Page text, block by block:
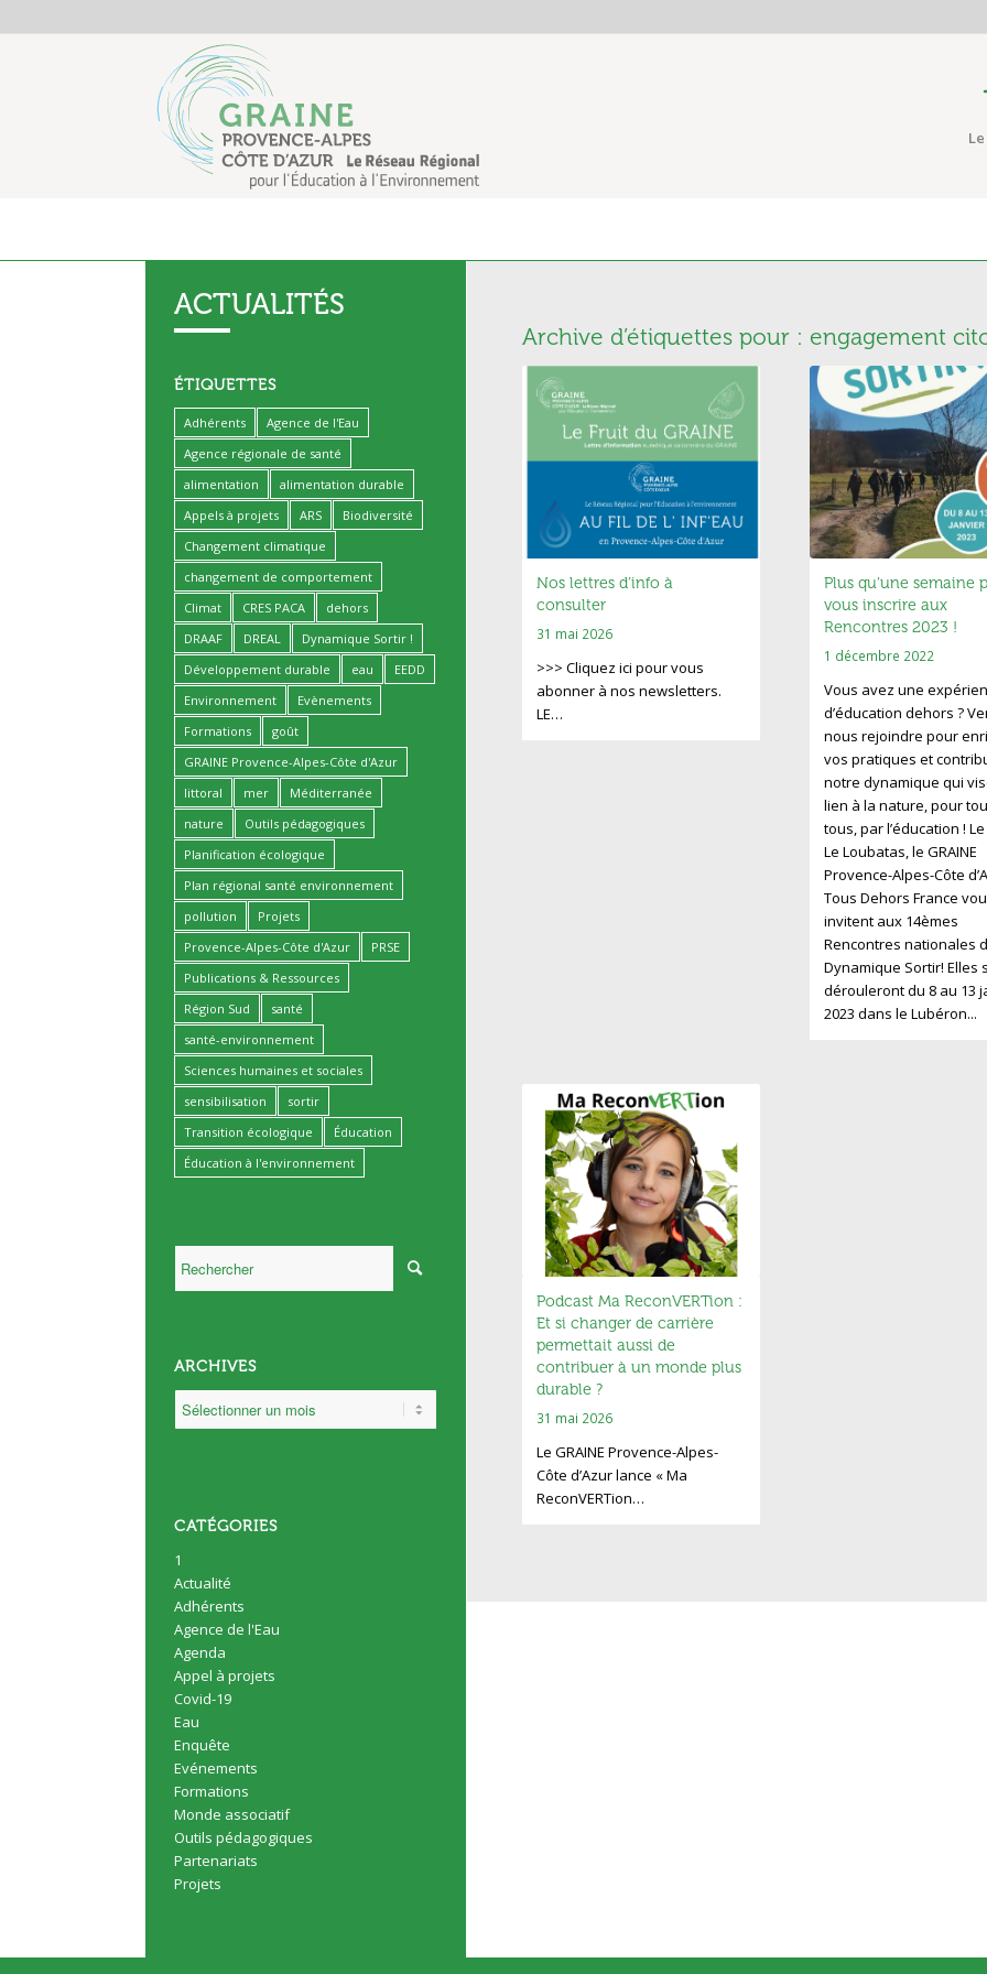
Archive d’étiquettes pour : engagement
Nos lettres d’info à
consulter
31 mai 2026
>>> Cliquez ici pour vous
abonner à nos newsletters.
LE…
Plus qu’une semaine
vous inscrire aux
Rencontres 2023 !
1 décembre 2022
Vous avez une
d’éducation dehors ?
nous rejoindre pour
vos pratiques et
notre dynamique qui
lien à la nature, pour
tous, par l’éducation ! Le
Le Loubatas, le GRAINE
Provence-Alpes-Côte
Tous Dehors France
invitent aux 14èmes
Rencontres nationales
Dynamique Sortir! Elles
dérouleront du 8 au 13
2023 dans le Lubéron...
Podcast Ma ReconVERTion :
Et si changer de carrière
permettait aussi de
contribuer à un monde plus
durable ?
31 mai 2026
Le GRAINE Provence-Alpes-
Côte d’Azur lance « Ma
ReconVERTion…
ACTUALITÉS
ÉTIQUETTES
Adhérents
Agence de l'Eau
Agence régionale de santé
alimentation
alimentation durable
Appels à projets
ARS
Biodiversité
Changement climatique
changement de comportement
Climat
CRES PACA
dehors
DRAAF
DREAL
Dynamique Sortir !
Développement durable
eau
EEDD
Environnement
Evènements
Formations
goût
GRAINE Provence-Alpes-Côte d'Azur
littoral
mer
Méditerranée
nature
Outils pédagogiques
Planification écologique
Plan régional santé environnement
pollution
Projets
Provence-Alpes-Côte d'Azur
PRSE
Publications & Ressources
Région Sud
santé
santé-environnement
Sciences humaines et sociales
sensibilisation
sortir
Transition écologique
Éducation
Éducation à l'environnement
ARCHIVES
CATÉGORIES
1
Actualité
Adhérents
Agence de l'Eau
Agenda
Appel à projets
Covid-19
Eau
Enquête
Evénements
Formations
Monde associatif
Outils pédagogiques
Partenariats
Projets